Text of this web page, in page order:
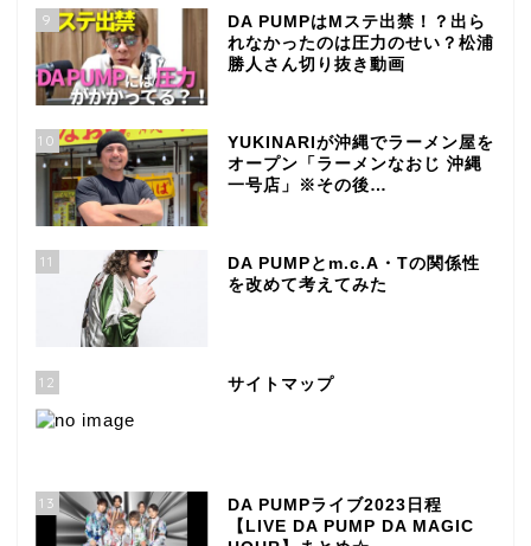
9
DA PUMPはMステ出禁！？出ら
れなかったのは圧力のせい？松浦
勝人さん切り抜き動画
10
YUKINARIが沖縄でラーメン屋を
オープン「ラーメンなおじ 沖縄
一号店」※その後…
11
DA PUMPとm.c.A・Tの関係性
を改めて考えてみた
12 サイトマップ
13
DA PUMPライブ2023日程
【LIVE DA PUMP DA MAGIC